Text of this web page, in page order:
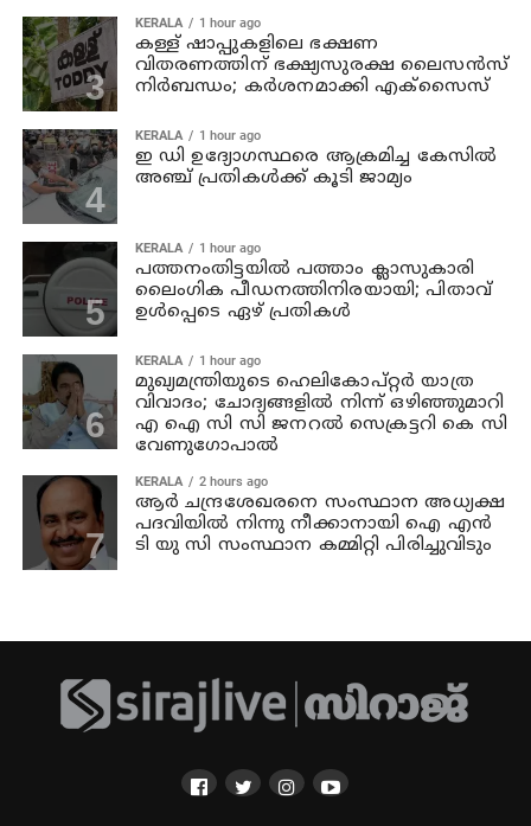
KERALA 1 hour ago
കള്ള് ഷാപ്പുകളിലെ ഭക്ഷണ
വിതരണത്തിന് ഭക്ഷ്യസുരക്ഷ ലൈസന്‍സ്
നിര്‍ബന്ധം; കര്‍ശനമാക്കി എക്സൈസ്
KERALA 1 hour ago
ഇ ഡി ഉദ്യോഗസ്ഥരെ ആക്രമിച്ച കേസില്‍
അഞ്ച് പ്രതികള്‍ക്ക് കൂടി ജാമ്യം
KERALA 1 hour ago
പത്തനംതിട്ടയില്‍ പത്താം ക്ലാസുകാരി
ലൈംഗിക പീഡനത്തിനിരയായി; പിതാവ്
ഉള്‍പ്പെടെ ഏഴ് പ്രതികള്‍
KERALA 1 hour ago
മുഖ്യമന്ത്രിയുടെ ഹെലികോപ്റ്റർ യാത്ര
വിവാദം; ചോദ്യങ്ങളിൽ നിന്ന് ഒഴിഞ്ഞുമാറി
എ ഐ സി സി ജനറൽ സെക്രട്ടറി കെ സി
വേണുഗോപാൽ
KERALA 2 hours ago
ആര്‍ ചന്ദ്രശേഖരനെ സംസ്ഥാന അധ്യക്ഷ
പദവിയില്‍ നിന്നു നീക്കാനായി ഐ എന്‍
ടി യു സി സംസ്ഥാന കമ്മിറ്റി പിരിച്ചുവിടും